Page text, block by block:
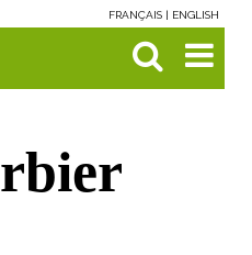
FRANÇAIS ENGLISH

avancée…